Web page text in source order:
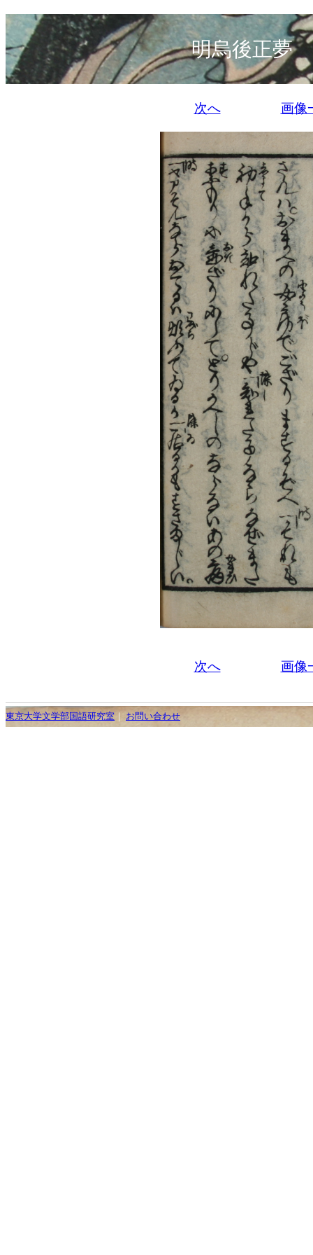
明烏後正夢
次へ 画像
次へ 画像
東京大学文学部国語研究室 お問い合わせ